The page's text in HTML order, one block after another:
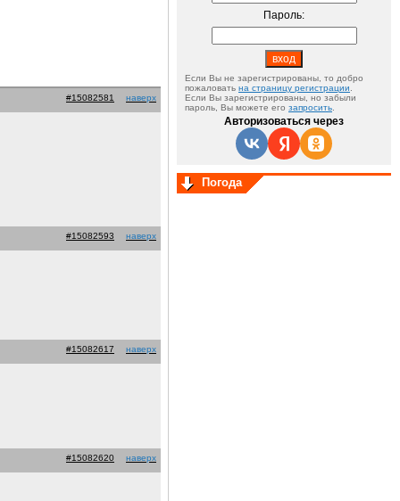
#15082581 наверх
#15082593 наверх
#15082617 наверх
#15082620 наверх
Пароль:
Если Вы не зарегистрированы, то добро
пожаловать на страницу регистрации
Если Вы зарегистрированы, но забыли
пароль, Вы можете его запросить
Авторизоваться через
Погода